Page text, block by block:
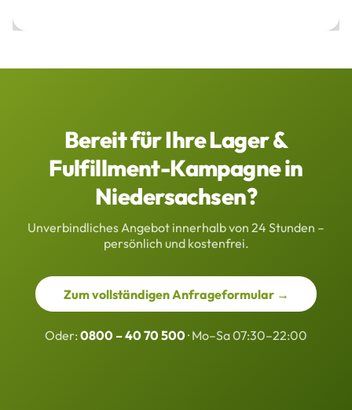
Bereit für Ihre Lager &
Fulfillment-Kampagne in
Niedersachsen?
Unverbindliches Angebot innerhalb von 24 Stunden –
persönlich und kostenfrei.
Zum vollständigen Anfrageformular →
Oder: 0800 – 40 70 500· Mo–Sa 07:30–22:00